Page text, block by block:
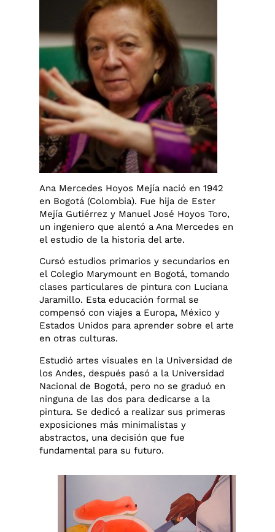
Ana Mercedes Hoyos Mejía nació en 1942
en Bogotá (Colombia). Fue hija de Ester
Mejía Gutiérrez y Manuel José Hoyos Toro,
un ingeniero que alentó a Ana Mercedes en
el estudio de la historia del arte.
Cursó estudios primarios y secundarios en
el Colegio Marymount en Bogotá, tomando
clases particulares de pintura con Luciana
Jaramillo. Esta educación formal se
compensó con viajes a Europa, México y
Estados Unidos para aprender sobre el arte
en otras culturas.
Estudió artes visuales en la Universidad de
los Andes, después pasó a la Universidad
Nacional de Bogotá, pero no se graduó en
ninguna de las dos para dedicarse a la
pintura. Se dedicó a realizar sus primeras
exposiciones más minimalistas y
abstractos, una decisión que fue
fundamental para su futuro.